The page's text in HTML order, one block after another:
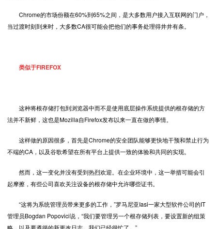
Chrome的市场份额在60%到65%之间，是大多数用户接入互联网的门户，
当过渡时刻到来时，大多数CA很可能会把他们的事务处理得井井有条。
类似于FIREFOX
这种将根存储打包到浏览器中而不是使用底层操作系统提供的根存储的方
法并不新鲜，这也是Mozilla自Firefox发布以来一直在做的事情。
这样做的原因很多，首先是Chrome的安全团队能够更快地干预和禁止行为
不端的CA，以及谷歌希望在所有平台上提供一致的体验和共同的实现。
然而，这一变化并没有受到热烈欢迎。在企业环境中，这一举措可能会引
起摩擦，有些公司喜欢关注设备的根存储中允许哪些证书。
“这将为系统管理员带来更多的工作，”罗马尼亚Iasi一家大型软件公司的IT
管理员Bogdan Popovici说，“我们要管理另一个根存储列表，要设置新的组策
略，以及要遵循的新更改日志。我们已经很忙了。”